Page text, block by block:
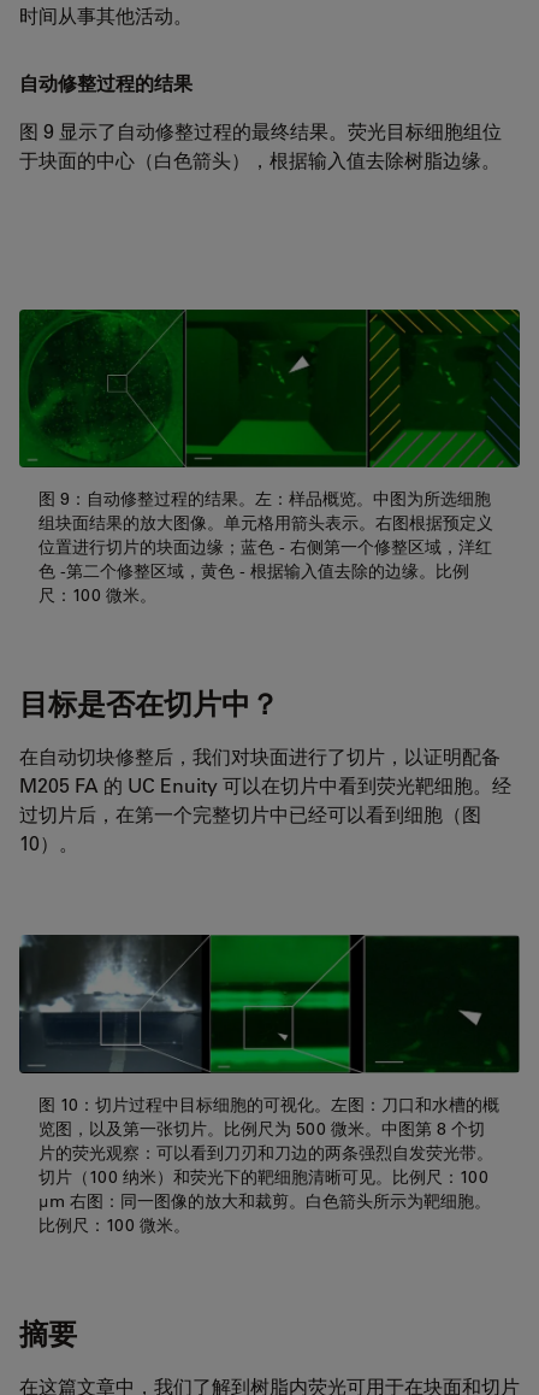
时间从事其他活动。
自动修整过程的结果
图 9 显示了自动修整过程的最终结果。荧光目标细胞组位
于块面的中心（白色箭头），根据输入值去除树脂边缘。
图 9：自动修整过程的结果。左：样品概览。中图为所选细胞
组块面结果的放大图像。单元格用箭头表示。右图根据预定义
位置进行切片的块面边缘；蓝色 - 右侧第一个修整区域，洋红
色 -第二个修整区域，黄色 - 根据输入值去除的边缘。比例
尺：100 微米。
目标是否在切片中？
在自动切块修整后，我们对块面进行了切片，以证明配备
M205 FA 的 UC Enuity 可以在切片中看到荧光靶细胞。经
过切片后，在第一个完整切片中已经可以看到细胞（图
10）。
图 10：切片过程中目标细胞的可视化。左图：刀口和水槽的概
览图，以及第一张切片。比例尺为 500 微米。中图第 8 个切
片的荧光观察：可以看到刀刃和刀边的两条强烈自发荧光带。
切片（100 纳米）和荧光下的靶细胞清晰可见。比例尺：100
µm 右图：同一图像的放大和裁剪。白色箭头所示为靶细胞。
比例尺：100 微米。
摘要
在这篇文章中，我们了解到树脂内荧光可用于在块面和切片